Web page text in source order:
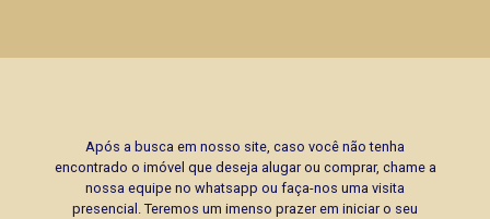
Após a busca em nosso site, caso você não tenha
encontrado o imóvel que deseja alugar ou comprar, chame a
nossa equipe no whatsapp ou faça-nos uma visita
presencial. Teremos um imenso prazer em iniciar o seu